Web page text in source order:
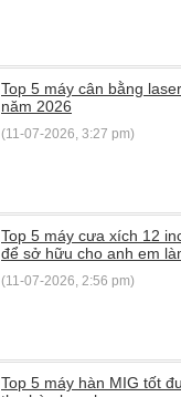
Top 5 máy cân bằng
năm 2026
(11-07-2026, 3:27 pm)
Top 5 máy cưa xích 12
để sở hữu cho anh em
(11-07-2026, 2:56 pm)
Top 5 máy hàn MIG tốt